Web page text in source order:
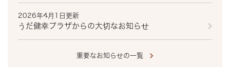
2026年4月1日更新
うだ健幸プラザからの大切なお知らせ
重要なお知らせの一覧